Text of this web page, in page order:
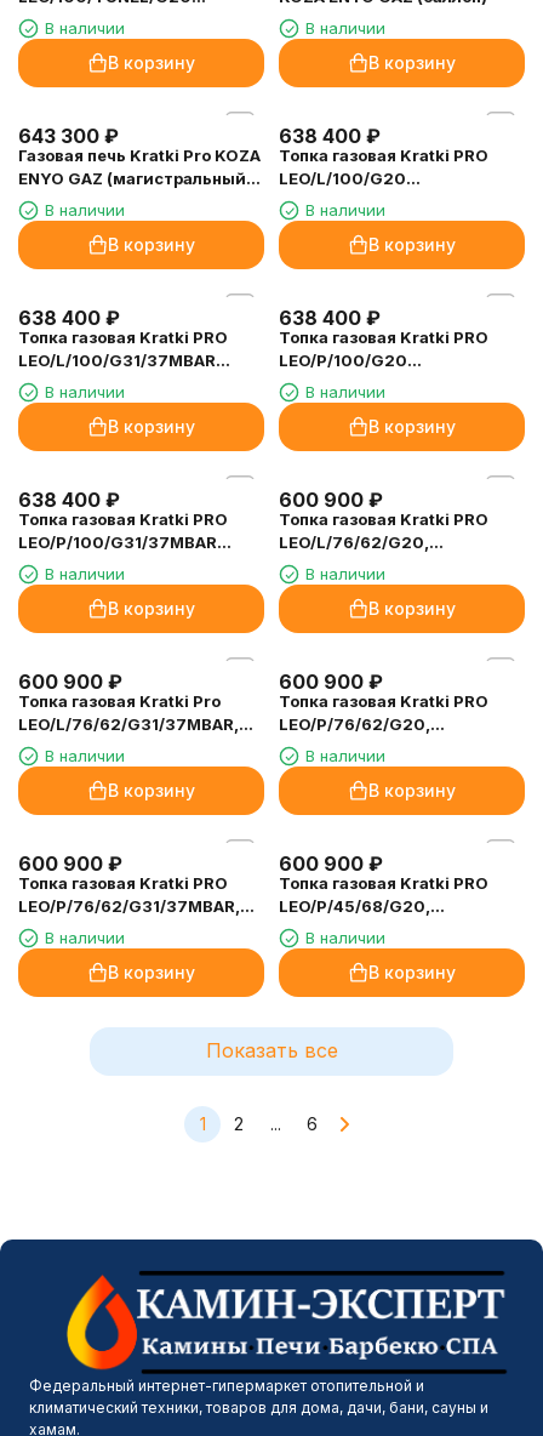
675 600
Топка газовая Kratki PRO
LEO/LP/100/G31/37MBAR
(баллонный газ)
В наличии
В корзину
663 200
Топка газовая Kratki PRO
LEO/100/TUNEL/G31/37MBAR
(баллон)
В наличии
В корзину
663 200
Газовая топка Kratki Pro
LEO/100/TUNEL/G20
(магистральный газ)
В наличии
В корзину
643 300
Печь газовая Kratki PRO
KOZA ENYO GAZ (баллон)
В наличии
В корзину
643 300
Газовая печь Kratki Pro KOZA
ENYO GAZ (магистральный
газ) В наличии
В корзину
638 400
Топка газовая Kratki PRO
LEO/L/100/G20
(магистральный газ)
В наличии
В корзину
638 400
Топка газовая Kratki PRO
LEO/L/100/G31/37MBAR
(баллонный газ)
В наличии
В корзину
638 400
Топка газовая Kratki PRO
LEO/P/100/G20
(магистральный газ)
В наличии
В корзину
638 400
Топка газовая Kratki PRO
LEO/P/100/G31/37MBAR
(баллонный газ)
В наличии
В корзину
600 900
Топка газовая Kratki PRO
LEO/L/76/62/G20,
магистральный газ
В наличии
В корзину
600 900
Топка газовая Kratki Pro
LEO/L/76/62/G31/37MBAR,
баллонный газ
В наличии
600 900
Топка газовая Kratki PRO
LEO/P/76/62/G20,
магистральный газ
В наличии
В корзину
Топка газовая Kratki PRO
Топка газовая Kratki PRO
Показать все
1 2 ... 6